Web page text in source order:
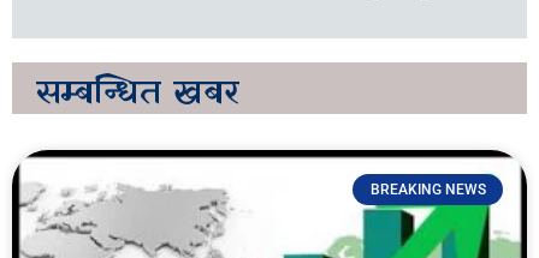
सम्बन्धित खबर
BREAKING NEWS